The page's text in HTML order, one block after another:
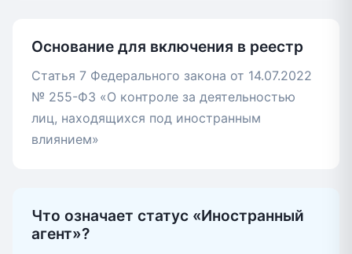
Основание для включения в реестр
Статья 7 Федерального закона от 14.07.2022
№ 255-ФЗ «О контроле за деятельностью
лиц, находящихся под иностранным
влиянием»
Что означает статус «Иностранный
агент»?